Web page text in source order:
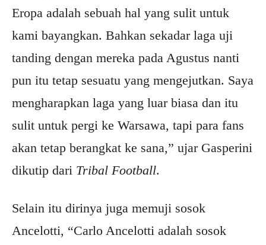
Eropa adalah sebuah hal yang sulit untuk
kami bayangkan. Bahkan sekadar laga uji
tanding dengan mereka pada Agustus nanti
pun itu tetap sesuatu yang mengejutkan. Saya
mengharapkan laga yang luar biasa dan itu
sulit untuk pergi ke Warsawa, tapi para fans
akan tetap berangkat ke sana,” ujar Gasperini
dikutip dari Tribal Football.
Selain itu dirinya juga memuji sosok
Ancelotti, “Carlo Ancelotti adalah sosok